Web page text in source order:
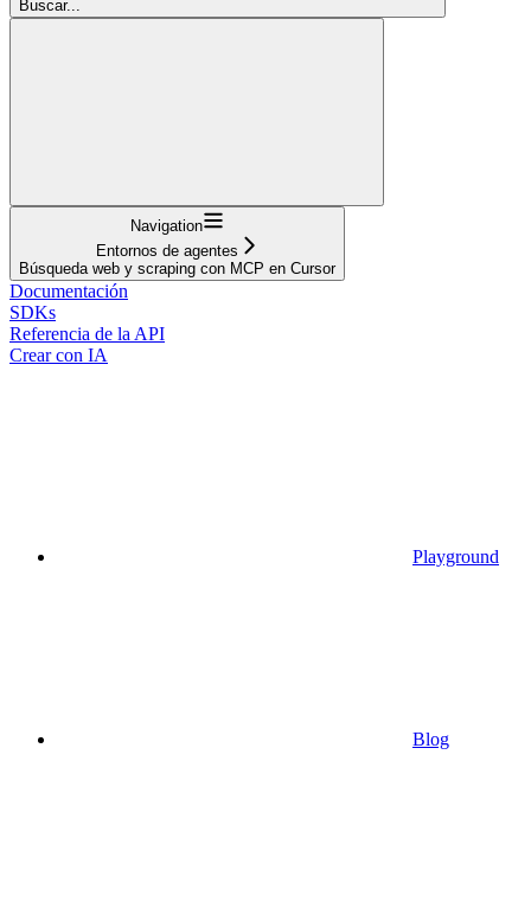
Buscar...
Navigation
Entornos de agentes
Búsqueda web y scraping con MCP en Cursor
Documentación
SDKs
Referencia de la API
Crear con IA
Playground
Blog